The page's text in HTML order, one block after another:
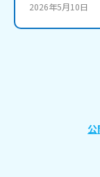
2026年5月10日
公